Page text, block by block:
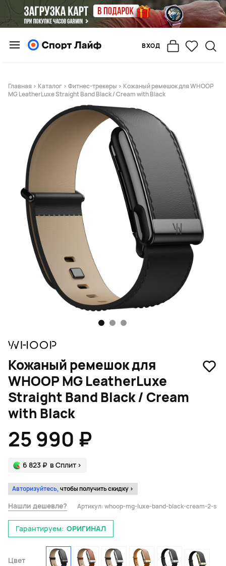
ВХОД
Главная > Каталог > Фитнес-трекеры > Кожаный ремешок для WHOOP
MG LeatherLuxe Straight Band Black / Cream with Black
Кожаный ремешок для
WHOOP MG LeatherLuxe
Straight Band Black / Cream
with Black
25 990 ₽
6 823 ₽ в Сплит >
Авторизуйтесь,чтобы получить скидку >
Нашли дешевле? Артикул:whoop-mg-luxe-band-black-cream-2-s
Гарантируем: ОРИГИНАЛ
Цвет
1 2 3